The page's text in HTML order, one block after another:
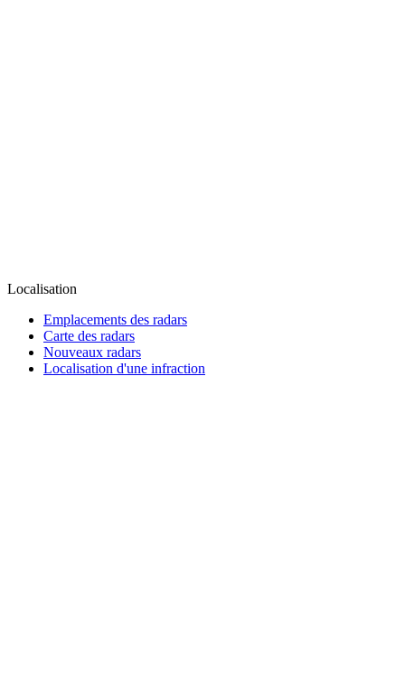
Localisation
Emplacements des radars
Carte des radars
Nouveaux radars
Localisation d'une infraction